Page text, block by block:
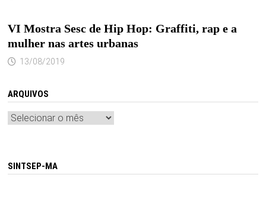
VI Mostra Sesc de Hip Hop: Graffiti, rap e a
mulher nas artes urbanas
13/08/2019
ARQUIVOS
Arquivos
SINTSEP-MA